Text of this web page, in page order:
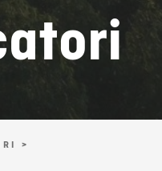
>